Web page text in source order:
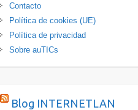
Contacto
Política de cookies (UE)
Política de privacidad
Sobre auTICs
Blog INTERNETLAN